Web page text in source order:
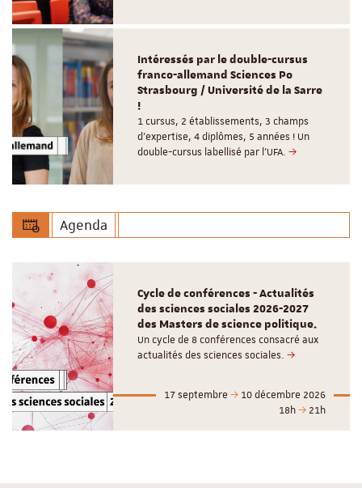
Intéressés par le double-cursus
franco-allemand Sciences Po
Strasbourg / Université de la Sarre
!
1 cursus, 2 établissements, 3 champs
d’expertise, 4 diplômes, 5 années ! Un
double-cursus labellisé par l'UFA.
Agenda
Cycle de conférences - Actualités
des sciences sociales 2026-2027
des Masters de science politique.
Un cycle de 8 conférences consacré aux
actualités des sciences sociales.
17 septembre
10 décembre 2026
18h
21h